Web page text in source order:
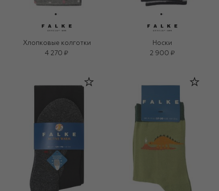
Хлопковые колготки
4 270 ₽
Носки
2 900 ₽